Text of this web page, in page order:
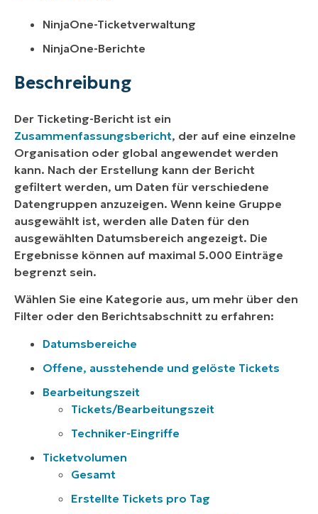
NinjaOne-Ticketverwaltung
NinjaOne-Berichte
Beschreibung
Der Ticketing-Bericht ist ein
Zusammenfassungsbericht, der auf eine einzelne
Organisation oder global angewendet werden
kann. Nach der Erstellung kann der Bericht
gefiltert werden, um Daten für verschiedene
Datengruppen anzuzeigen. Wenn keine Gruppe
ausgewählt ist, werden alle Daten für den
ausgewählten Datumsbereich angezeigt. Die
Ergebnisse können auf maximal 5.000 Einträge
begrenzt sein.
Wählen Sie eine Kategorie aus, um mehr über den
Filter oder den Berichtsabschnitt zu erfahren:
Datumsbereiche
Offene, ausstehende und gelöste Tickets
Bearbeitungszeit
Tickets/Bearbeitungszeit
Techniker-Eingriffe
Ticketvolumen
Gesamt
Erstellte Tickets pro Tag